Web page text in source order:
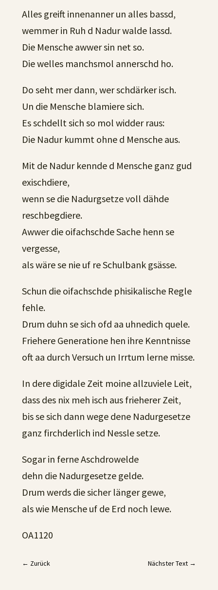
Alles greift innenanner un alles bassd,
wemmer in Ruh d Nadur walde lassd.
Die Mensche awwer sin net so.
Die welles manchsmol annerschd ho.
Do seht mer dann, wer schdärker isch.
Un die Mensche blamiere sich.
Es schdellt sich so mol widder raus:
Die Nadur kummt ohne d Mensche aus.
Mit de Nadur kennde d Mensche ganz gud
exischdiere,
wenn se die Nadurgsetze voll dähde
reschbegdiere.
Awwer die oifachschde Sache henn se
vergesse,
als wäre se nie uf re Schulbank gsässe.
Schun die oifachschde phisikalische Regle
fehle.
Drum duhn se sich ofd aa uhnedich quele.
Friehere Generatione hen ihre Kenntnisse
oft aa durch Versuch un Irrtum lerne misse.
In dere digidale Zeit moine allzuviele Leit,
dass des nix meh isch aus frieherer Zeit,
bis se sich dann wege dene Nadurgesetze
ganz firchderlich ind Nessle setze.
Sogar in ferne Aschdrowelde
dehn die Nadurgesetze gelde.
Drum werds die sicher länger gewe,
als wie Mensche uf de Erd noch lewe.
OA1120
← Zurück Nächster Text →